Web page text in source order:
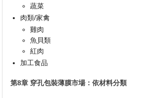
蔬菜
肉類/家禽
雞肉
魚貝類
紅肉
加工食品
第8章 穿孔包裝薄膜市場：依材料分類